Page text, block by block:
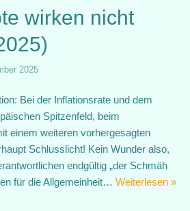
wirken nicht
2025
Bei der Inflationsrate und dem
Spitzenfeld, beim
einem weiteren vorhergesagten
Schlusslicht! Kein Wunder also,
endgültig „der Schmäh
für die Allgemeinheit… Weiterlesen »